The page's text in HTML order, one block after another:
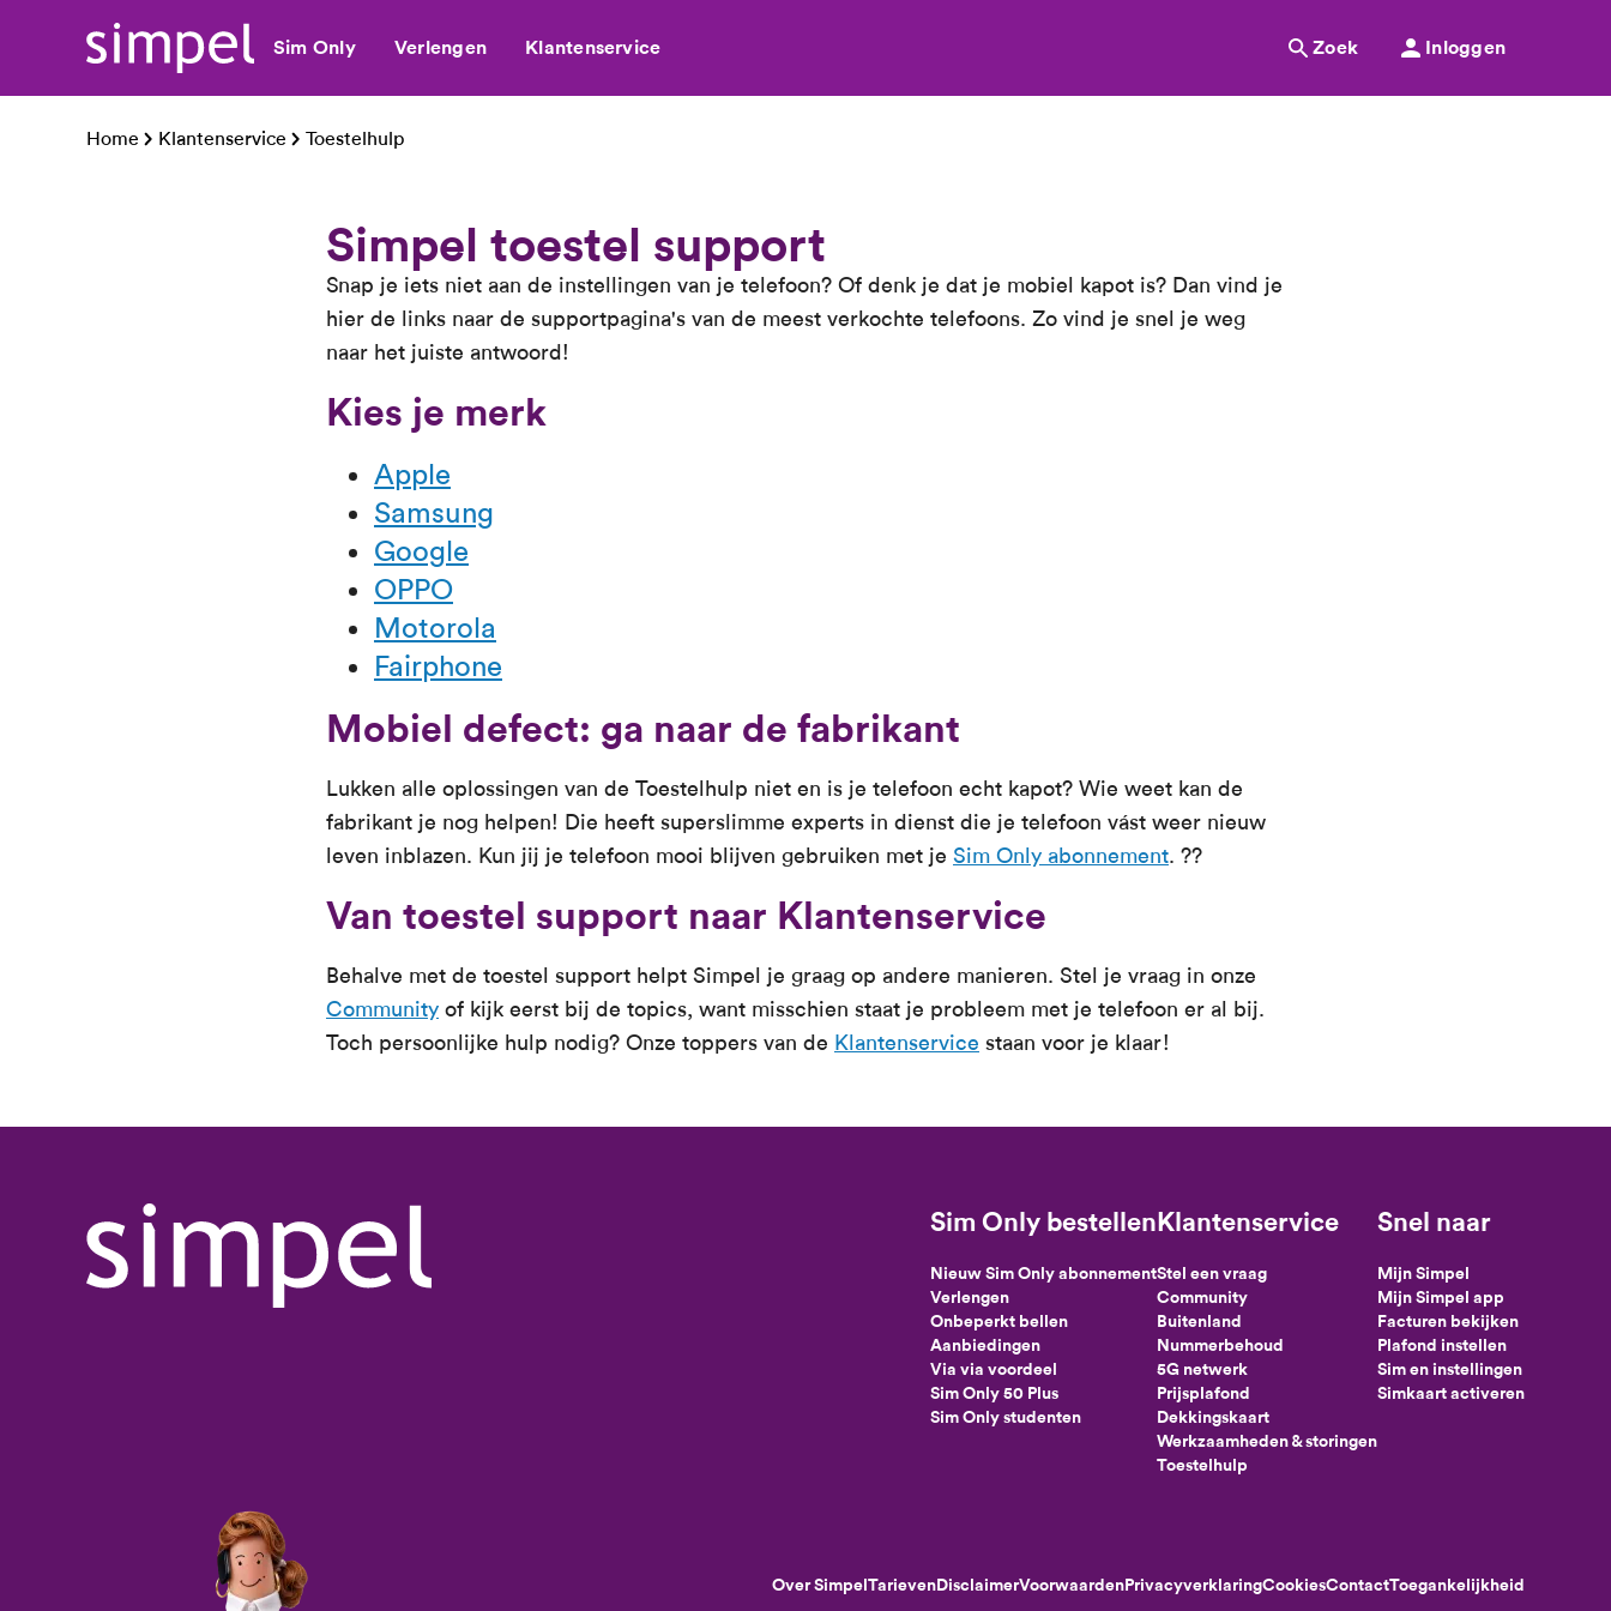
Sim Only Verlengen Klantenservice Zoek Inloggen
Home Klantenservice Toestelhulp
Simpel toestel support
Snap je iets niet aan de instellingen van je telefoon? Of denk je dat je mobiel kapot is? Dan vind je
hier de links naar de supportpagina's van de meest verkochte telefoons. Zo vind je snel je weg
naar het juiste antwoord!
Kies je merk
Apple
Samsung
Google
OPPO
Motorola
Fairphone
Mobiel defect: ga naar de fabrikant
Lukken alle oplossingen van de Toestelhulp niet en is je telefoon echt kapot? Wie weet kan de
fabrikant je nog helpen! Die heeft superslimme experts in dienst die je telefoon vást weer nieuw
leven inblazen. Kun jij je telefoon mooi blijven gebruiken met je Sim Only abonnement. ??
Van toestel support naar Klantenservice
Behalve met de toestel support helpt Simpel je graag op andere manieren. Stel je vraag in onze
Community of kijk eerst bij de topics, want misschien staat je probleem met je telefoon er al bij.
Toch persoonlijke hulp nodig? Onze toppers van de Klantenservice staan voor je klaar!
Sim Only bestellen
Nieuw Sim Only abonnement
Verlengen
Onbeperkt bellen
Aanbiedingen
Via via voordeel
Sim Only 50 Plus
Sim Only studenten
Klantenservice
Stel een vraag
Community
Buitenland
Nummerbehoud
5G netwerk
Prijsplafond
Dekkingskaart
Werkzaamheden & storingen
Toestelhulp
Snel naar
Mijn Simpel
Mijn Simpel app
Facturen bekijken
Plafond instellen
Sim en instellingen
Simkaart activeren
Over SimpelTarievenDisclaimerVoorwaardenPrivacyverklaringCookiesContactToegankelijkheid